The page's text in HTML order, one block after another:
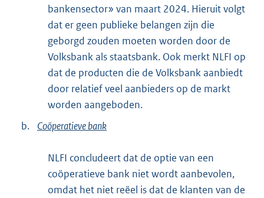
bankensector» van maart 2024. Hieruit volgt
dat er geen publieke belangen zijn die
geborgd zouden moeten worden door de
Volksbank als staatsbank. Ook merkt NLFI op
dat de producten die de Volksbank aanbiedt
door relatief veel aanbieders op de markt
worden aangeboden.
b.
Coöperatieve bank
NLFI concludeert dat de optie van een
coöperatieve bank niet wordt aanbevolen,
omdat het niet reëel is dat de klanten van de